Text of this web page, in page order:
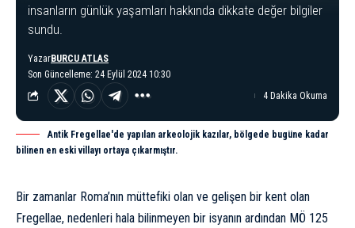
insanların günlük yaşamları hakkında dikkate değer bilgiler
sundu.
Son Güncelleme: 24 Eylül 2024 10:30
YazarBURCU ATLAS
4 Dakika Okuma
Antik Fregellae'de yapılan arkeolojik kazılar, bölgede bugüne kadar
bilinen en eski villayı ortaya çıkarmıştır.
Bir zamanlar Roma’nın müttefiki olan ve gelişen bir kent olan
Fregellae, nedenleri hala bilinmeyen bir isyanın ardından MÖ 125